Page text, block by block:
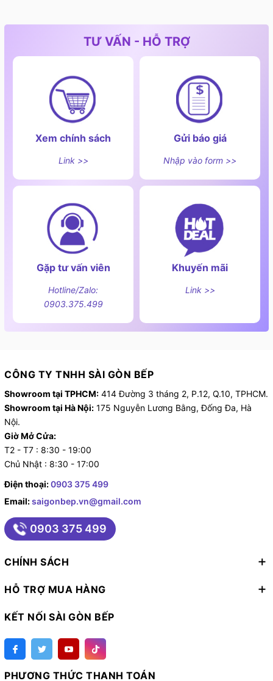
TƯ VẤN - HỖ TRỢ
Xem chính sách
Link >>
Gửi báo giá
Nhập vào form >>
Gặp tư vấn viên
Hotline/Zalo:
0903.375.499
Khuyến mãi
Link >>
CÔNG TY TNHH SÀI GÒN BẾP
Showroom tại TPHCM: 414 Đường 3 tháng 2, P.12, Q.10, TPHCM.
Showroom tại Hà Nội: 175 Nguyễn Lương Bằng, Đống Đa, Hà
Nội.
Giờ Mở Cửa:
T2 - T7 : 8:30 - 19:00
Chủ Nhật : 8:30 - 17:00
Điện thoại:0903 375 499
Email:saigonbep.vn@gmail.com
0903 375 499
CHÍNH SÁCH
HỖ TRỢ MUA HÀNG
KẾT NỐI SÀI GÒN BẾP
PHƯƠNG THỨC THANH TOÁN